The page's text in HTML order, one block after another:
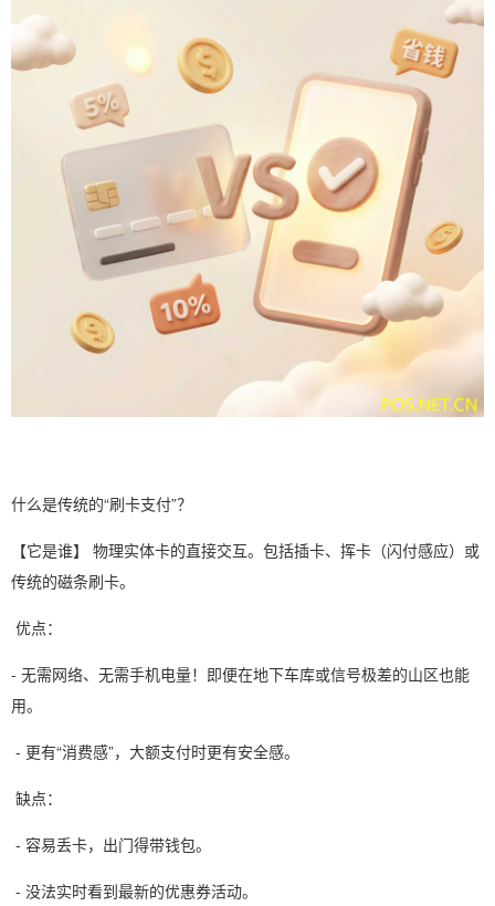
什么是传统的“刷卡支付”？
【它是谁】 物理实体卡的直接交互。包括插卡、挥卡（闪付感应）或
传统的磁条刷卡。
优点：
- 无需网络、无需手机电量！即便在地下车库或信号极差的山区也能
用。
- 更有“消费感”，大额支付时更有安全感。
缺点：
- 容易丢卡，出门得带钱包。
- 没法实时看到最新的优惠券活动。